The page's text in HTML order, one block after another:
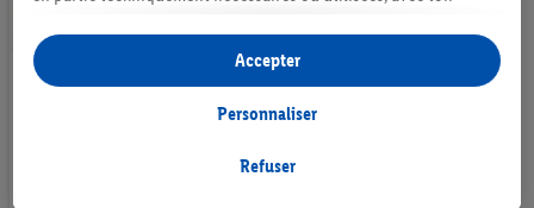
liste
d’envies
d’envies
Mascarpone
statistiques ou la publicité personnalisée à l'intérieur et à
l'extérieur des services Lidl. Si tu es membre du programme Lidl
Plus, des données relatives à ton comportement d'achat en
Sous « Personnaliser », tu peux autoriser certaines finalités
Refuser
Personnaliser
Accepter